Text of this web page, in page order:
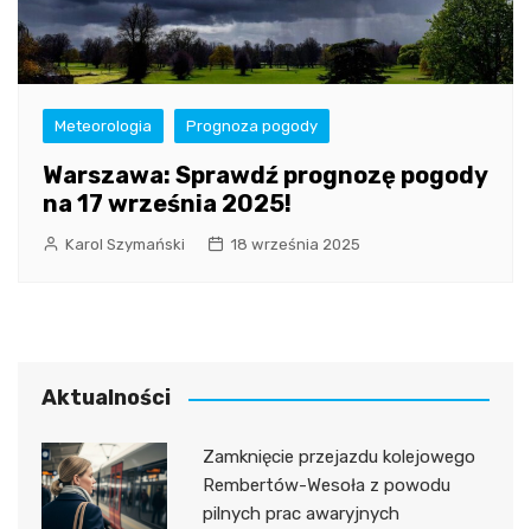
Meteorologia Prognoza pogody
Warszawa: Sprawdź prognozę pogody
na 17 września 2025!
Karol Szymański 18 września 2025
Aktualności
Zamknięcie przejazdu kolejowego
Rembertów-Wesoła z powodu
pilnych prac awaryjnych